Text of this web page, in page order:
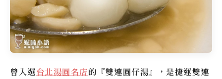
曾入選台北湯圓名店的『雙連圓仔湯』，是捷運雙連